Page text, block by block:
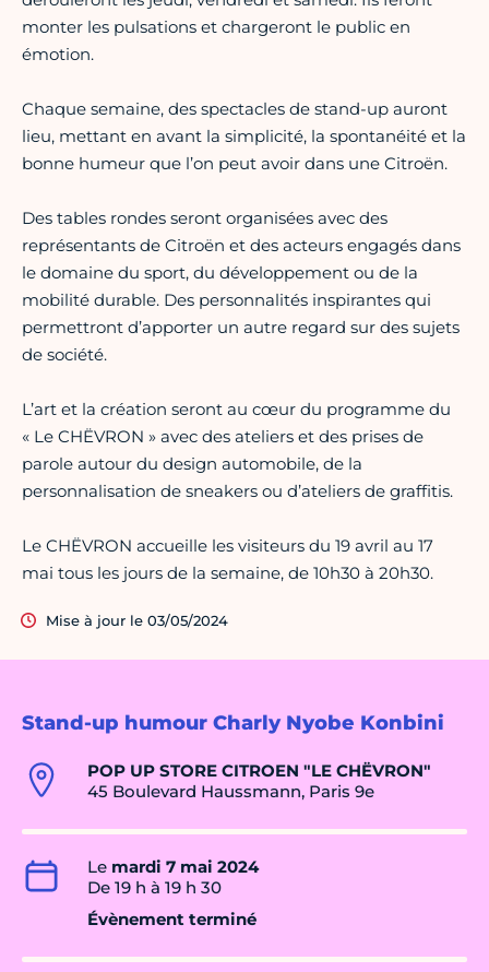
Stand-up humour Charly Nyobe Konbini
POP UP STORE CITROEN "LE CHËVRON"
45 Boulevard Haussmann, Paris 9e
Le mardi 7 mai 2024
De 19 h à 19 h 30
Évènement terminé
monter les pulsations et chargeront le public en
émotion.
Chaque semaine, des spectacles de stand-up auront
lieu, mettant en avant la simplicité, la spontanéité et la
bonne humeur que l’on peut avoir dans une Citroën.
Des tables rondes seront organisées avec des
représentants de Citroën et des acteurs engagés dans
le domaine du sport, du développement ou de la
mobilité durable. Des personnalités inspirantes qui
permettront d’apporter un autre regard sur des sujets
de société.
L’art et la création seront au cœur du programme du
« Le CHËVRON » avec des ateliers et des prises de
parole autour du design automobile, de la
personnalisation de sneakers ou d’ateliers de graffitis.
Le CHËVRON accueille les visiteurs du 19 avril au 17
mai tous les jours de la semaine, de 10h30 à 20h30.
Mise à jour le 03/05/2024